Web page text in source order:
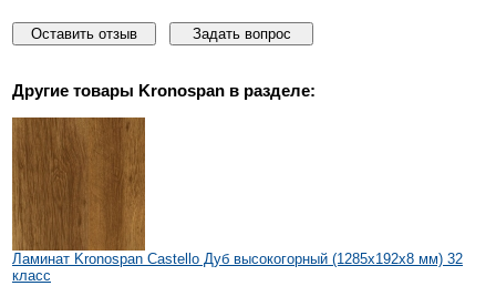
Оставить отзыв Задать вопрос
Другие товары Kronospan в разделе:
Ламинат Kronospan Castello Дуб высокогорный (1285x192x8 мм) 32
класс